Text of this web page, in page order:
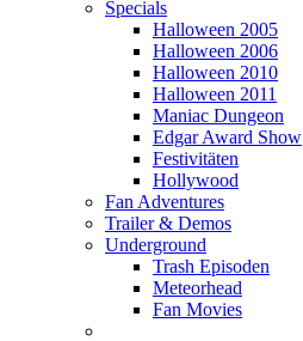
Specials
Halloween 2005
Halloween 2006
Halloween 2010
Halloween 2011
Maniac Dungeon
Edgar Award Show
Festivitäten
Hollywood
Fan Adventures
Trailer & Demos
Underground
Trash Episoden
Meteorhead
Fan Movies